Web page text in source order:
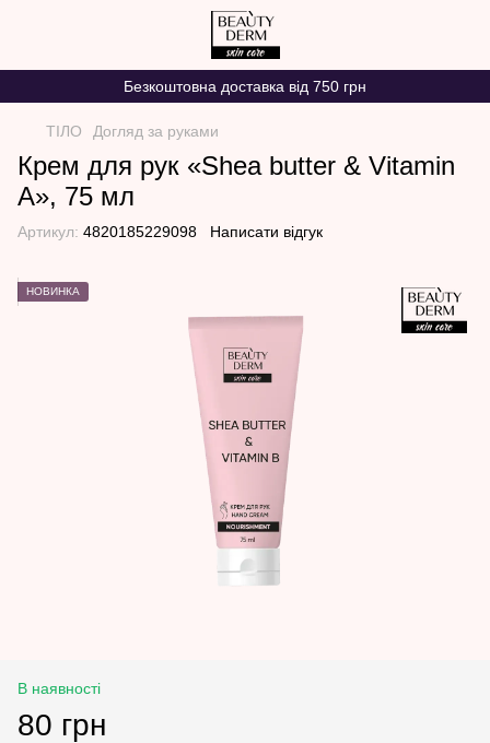
Безкоштовна доставка від 750 грн
ТІЛО Догляд за руками
Крем для рук «Shea butter & Vitamin
А», 75 мл
Артикул: 4820185229098 Написати відгук
НОВИНКА
В наявності
80 грн